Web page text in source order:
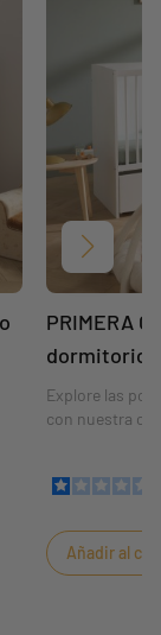
PRIMERA
dormitorio
Explore las
con nuestra
estilo.
creatividad en
Añadir al